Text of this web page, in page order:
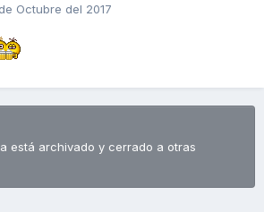
Octubre del 2017
está archivado y cerrado a otras